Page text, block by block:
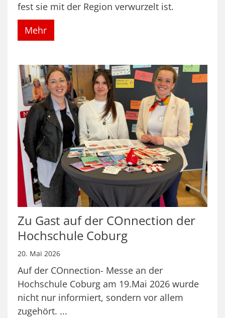
fest sie mit der Region verwurzelt ist.
Mehr
Zu Gast auf der COnnection der
Hochschule Coburg
20. Mai 2026
Auf der COnnection- Messe an der
Hochschule Coburg am 19.Mai 2026 wurde
nicht nur informiert, sondern vor allem
zugehört. ...